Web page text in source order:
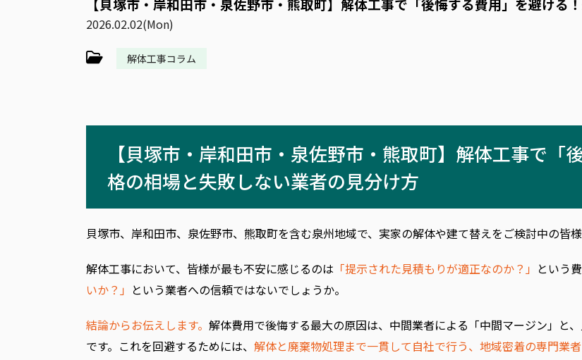
2026.02.02(Mon)
解体工事コラム
【貝塚市・岸和田市・泉佐野市・熊取町】解体工事で「
格の相場と失敗しない業者の見分け方
貝塚市、岸和田市、泉佐野市、熊取町を含む泉州地域で、実家の解体や建て替えをご検討中の皆様
解体工事において、皆様が最も不安に感じるのは 「提示された見積もりが適正なのか？」 という
いか？」 という業者への信頼ではないでしょうか。
結論からお伝えします。 解体費用で後悔する最大の原因は、中間業者による「中間マージン」と
です。これを回避するためには、 解体と廃棄物処理まで一貫して自社で行う、地域密着の専門業